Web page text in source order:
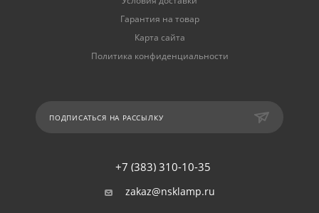
Гарантия на товар
Карта сайта
Политика конфиденциальности
ПОДПИСАТЬСЯ НА РАССЫЛКУ
+7 (383) 310-10-35
zakaz@nsklamp.ru